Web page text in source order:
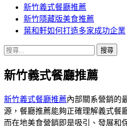
新竹義式餐廳推薦
新竹隱藏版美食推薦
葉和軒如何打造多家成功企業
搜
關
字:
新竹義式餐廳推薦
新竹義式餐廳推薦內部關系營銷的
源，餐廳推薦能夠正確理解義式餐
而在地美食營銷即是吸引、發展和